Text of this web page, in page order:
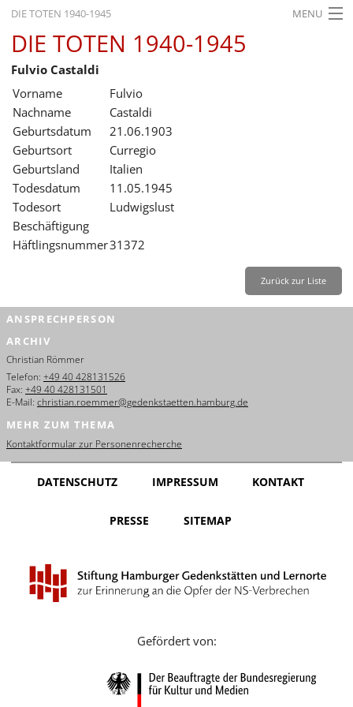
DIE TOTEN 1940-1945 MENU
STARTSEITE
AKTUELLES
AUSSTELLUNGEN
GESCHICHTE
BILDUNG
FORSCHUNG
SERVICE
Français
Dansk
Español
Nederlands
Português
Русский
Leichte Sprache
DIE TOTEN 1940-1945
Fulvio Castaldi
Vorname
Fulvio
Nachname
Castaldi
Geburtsdatum
21.06.1903
Geburtsort
Curregio
Geburtsland
Italien
Todesdatum
11.05.1945
Todesort
Ludwigslust
Beschäftigung
Häftlingsnummer31372
Zurück zur Liste
ANSPRECHPERSON
ARCHIV
Christian Römmer
Telefon: +49 40 428131526
Fax: +49 40 428131501
E-Mail: christian.roemmer@gedenkstaetten.hamburg.de
MEHR ZUM THEMA
Kontaktformular zur Personenrecherche
DATENSCHUTZ IMPRESSUM KONTAKT
PRESSE SITEMAP
Gefördert von: